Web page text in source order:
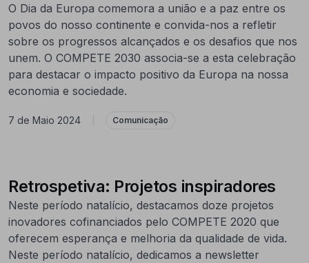
O Dia da Europa comemora a união e a paz entre os
povos do nosso continente e convida-nos a refletir
sobre os progressos alcançados e os desafios que nos
unem. O COMPETE 2030 associa-se a esta celebração
para destacar o impacto positivo da Europa na nossa
economia e sociedade.
7 de Maio 2024 Comunicação
Retrospetiva: Projetos inspiradores
Neste período natalício, destacamos doze projetos
inovadores cofinanciados pelo COMPETE 2020 que
oferecem esperança e melhoria da qualidade de vida.
Neste período natalício, dedicamos a newsletter